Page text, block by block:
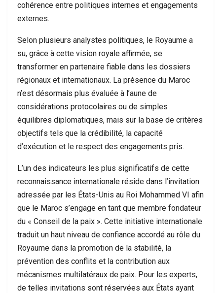
cohérence entre politiques internes et engagements
externes.
Selon plusieurs analystes politiques, le Royaume a
su, grâce à cette vision royale affirmée, se
transformer en partenaire fiable dans les dossiers
régionaux et internationaux. La présence du Maroc
n’est désormais plus évaluée à l’aune de
considérations protocolaires ou de simples
équilibres diplomatiques, mais sur la base de critères
objectifs tels que la crédibilité, la capacité
d’exécution et le respect des engagements pris.
L’un des indicateurs les plus significatifs de cette
reconnaissance internationale réside dans l’invitation
adressée par les États-Unis au Roi Mohammed VI afin
que le Maroc s’engage en tant que membre fondateur
du « Conseil de la paix ». Cette initiative internationale
traduit un haut niveau de confiance accordé au rôle du
Royaume dans la promotion de la stabilité, la
prévention des conflits et la contribution aux
mécanismes multilatéraux de paix. Pour les experts,
de telles invitations sont réservées aux États ayant